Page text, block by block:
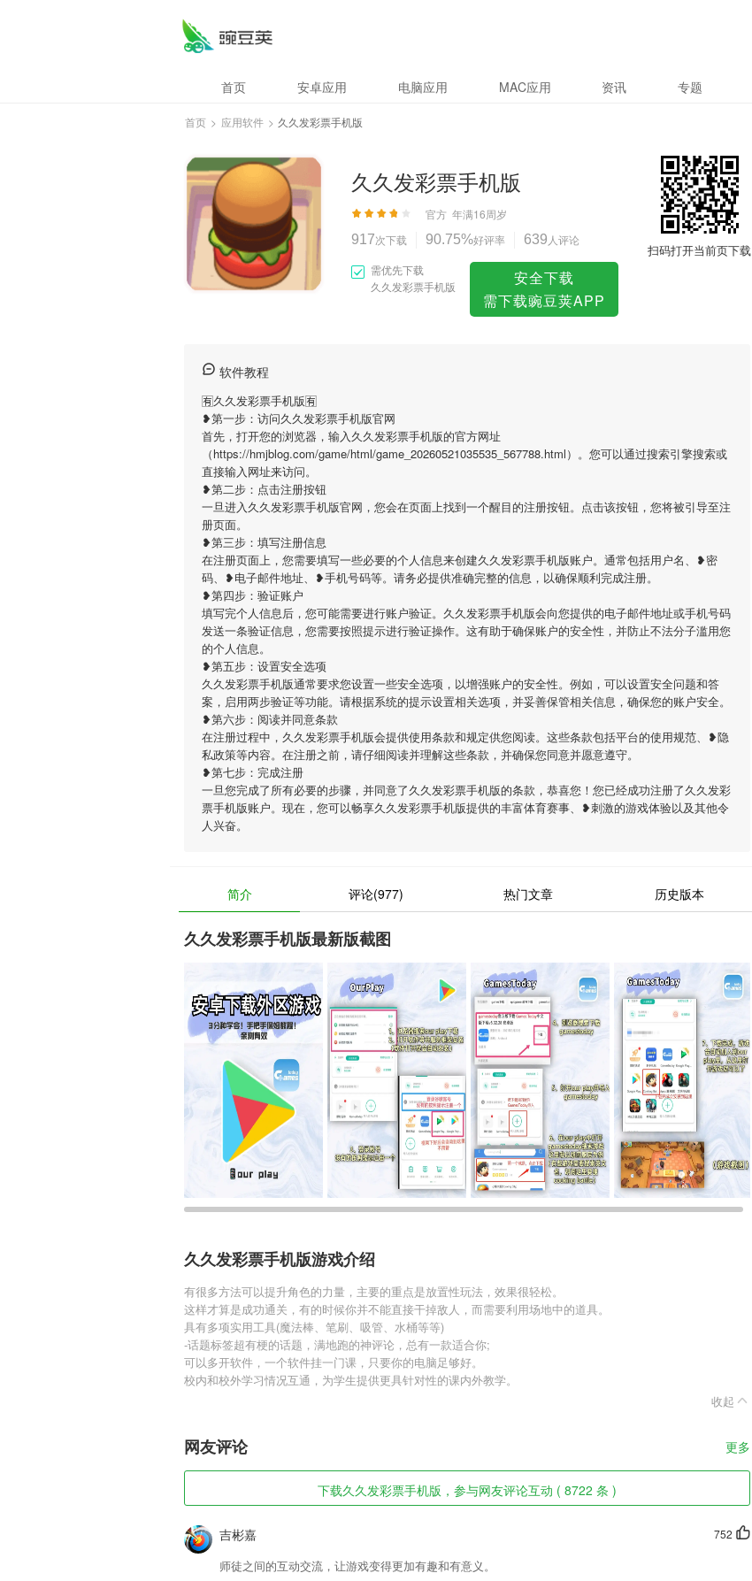
首页 安卓应用 电脑应用 MAC应用 资讯 专题
首页 > 应用软件 > 久久发彩票手机版
久久发彩票手机版
官方 年满16周岁
917次下载 90.75%好评率 639 人评论
需优先下载
久久发彩票手机版
安全下载
需下载豌豆荚APP
扫码打开当前页下载
软件教程
🈶久久发彩票手机版🈶
❥第一步：访问久久发彩票手机版官网
首先，打开您的浏览器，输入久久发彩票手机版的官方网址
（https://hmjblog.com/game/html/game_20260521035535_567788.html）。您可以通过搜索引擎搜索或
直接输入网址来访问。
❥第二步：点击注册按钮
一旦进入久久发彩票手机版官网，您会在页面上找到一个醒目的注册按钮。点击该按钮，您将被引导至注
册页面。
❥第三步：填写注册信息
在注册页面上，您需要填写一些必要的个人信息来创建久久发彩票手机版账户。通常包括用户名、❥密
码、❥电子邮件地址、❥手机号码等。请务必提供准确完整的信息，以确保顺利完成注册。
❥第四步：验证账户
填写完个人信息后，您可能需要进行账户验证。久久发彩票手机版会向您提供的电子邮件地址或手机号码
发送一条验证信息，您需要按照提示进行验证操作。这有助于确保账户的安全性，并防止不法分子滥用您
的个人信息。
❥第五步：设置安全选项
久久发彩票手机版通常要求您设置一些安全选项，以增强账户的安全性。例如，可以设置安全问题和答
案，启用两步验证等功能。请根据系统的提示设置相关选项，并妥善保管相关信息，确保您的账户安全。
❥第六步：阅读并同意条款
在注册过程中，久久发彩票手机版会提供使用条款和规定供您阅读。这些条款包括平台的使用规范、❥隐
私政策等内容。在注册之前，请仔细阅读并理解这些条款，并确保您同意并愿意遵守。
❥第七步：完成注册
一旦您完成了所有必要的步骤，并同意了久久发彩票手机版的条款，恭喜您！您已经成功注册了久久发彩
票手机版账户。现在，您可以畅享久久发彩票手机版提供的丰富体育赛事、❥刺激的游戏体验以及其他令
人兴奋。
简介 评论(977) 热门文章 历史版本
久久发彩票手机版最新版截图
久久发彩票手机版游戏介绍
有很多方法可以提升角色的力量，主要的重点是放置性玩法，效果很轻松。
这样才算是成功通关，有的时候你并不能直接干掉敌人，而需要利用场地中的道具。
具有多项实用工具(魔法棒、笔刷、吸管、水桶等等)
-话题标签超有梗的话题，满地跑的神评论，总有一款适合你;
可以多开软件，一个软件挂一门课，只要你的电脑足够好。
校内和校外学习情况互通，为学生提供更具针对性的课内外教学。
收起
网友评论 更多
下载久久发彩票手机版，参与网友评论互动 ( 8722 条 )
752
吉彬嘉
师徒之间的互动交流，让游戏变得更加有趣和有意义。